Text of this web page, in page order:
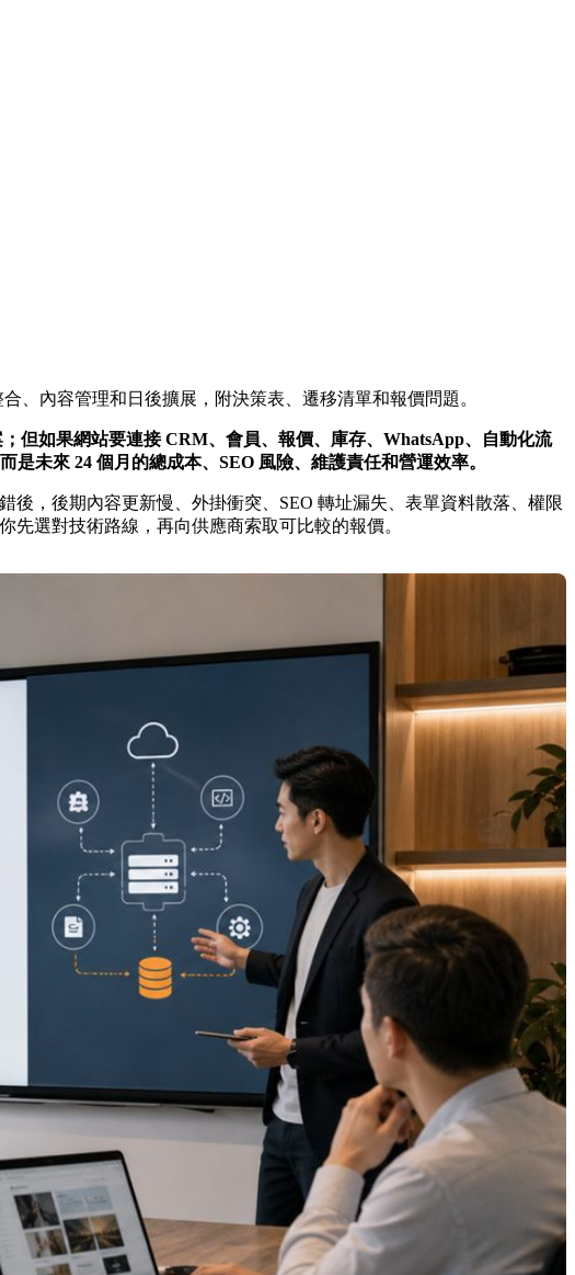
、內容管理和日後擴展，附決策表、遷移清單和報價問題。
但如果網站要連接 CRM、會員、報價、庫存、WhatsApp、自動化流
未來 24 個月的總成本、SEO 風險、維護責任和營運效率。
後，後期內容更新慢、外掛衝突、SEO 轉址漏失、表單資料散落、權限
先選對技術路線，再向供應商索取可比較的報價。